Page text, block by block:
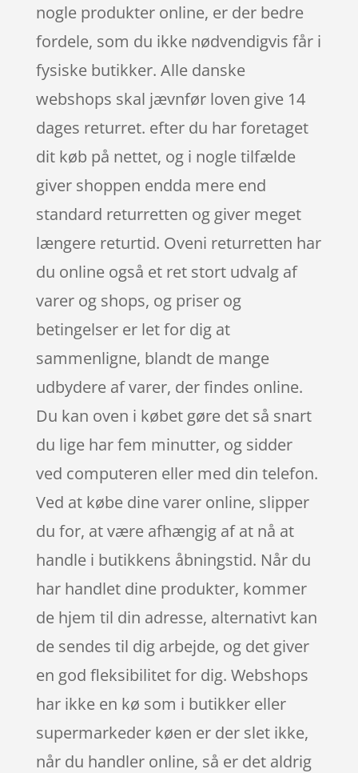
nogle produkter online, er der bedre
fordele, som du ikke nødvendigvis får i
fysiske butikker. Alle danske
webshops skal jævnfør loven give 14
dages returret. efter du har foretaget
dit køb på nettet, og i nogle tilfælde
giver shoppen endda mere end
standard returretten og giver meget
længere returtid. Oveni returretten har
du online også et ret stort udvalg af
varer og shops, og priser og
betingelser er let for dig at
sammenligne, blandt de mange
udbydere af varer, der findes online.
Du kan oven i købet gøre det så snart
du lige har fem minutter, og sidder
ved computeren eller med din telefon.
Ved at købe dine varer online, slipper
du for, at være afhængig af at nå at
handle i butikkens åbningstid. Når du
har handlet dine produkter, kommer
de hjem til din adresse, alternativt kan
de sendes til dig arbejde, og det giver
en god fleksibilitet for dig. Webshops
har ikke en kø som i butikker eller
supermarkeder køen er der slet ikke,
når du handler online, så er det aldrig